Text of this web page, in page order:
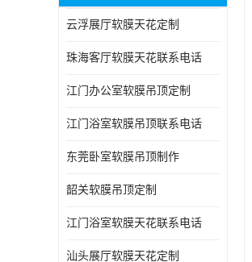
云浮展厅软膜天花定制
珠海客厅软膜天花联系电话
江门办公室软膜吊顶定制
江门浴室软膜吊顶联系电话
东莞卧室软膜吊顶制作
韶关软膜吊顶定制
江门浴室软膜天花联系电话
汕头展厅软膜天花定制